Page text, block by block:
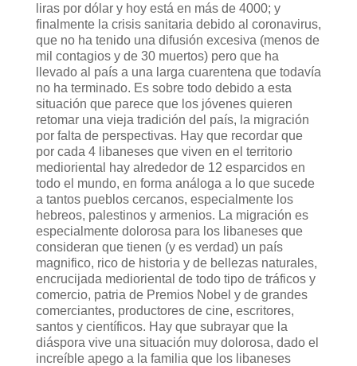
liras por dólar y hoy está en más de 4000; y
finalmente la crisis sanitaria debido al coronavirus,
que no ha tenido una difusión excesiva (menos de
mil contagios y de 30 muertos) pero que ha
llevado al país a una larga cuarentena que todavía
no ha terminado. Es sobre todo debido a esta
situación que parece que los jóvenes quieren
retomar una vieja tradición del país, la migración
por falta de perspectivas. Hay que recordar que
por cada 4 libaneses que viven en el territorio
medioriental hay alrededor de 12 esparcidos en
todo el mundo, en forma análoga a lo que sucede
a tantos pueblos cercanos, especialmente los
hebreos, palestinos y armenios. La migración es
especialmente dolorosa para los libaneses que
consideran que tienen (y es verdad) un país
magnifico, rico de historia y de bellezas naturales,
encrucijada medioriental de todo tipo de tráficos y
comercio, patria de Premios Nobel y de grandes
comerciantes, productores de cine, escritores,
santos y científicos. Hay que subrayar que la
diáspora vive una situación muy dolorosa, dado el
increíble apego a la familia que los libaneses